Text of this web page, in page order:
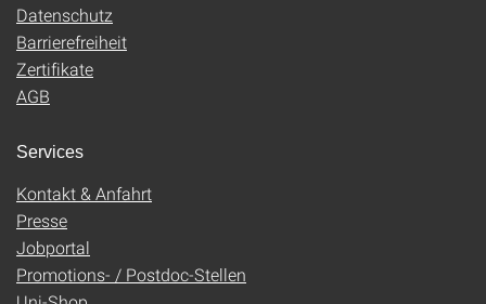
Datenschutz
Barrierefreiheit
Zertifikate
AGB
Services
Kontakt & Anfahrt
Presse
Jobportal
Promotions- / Postdoc-Stellen